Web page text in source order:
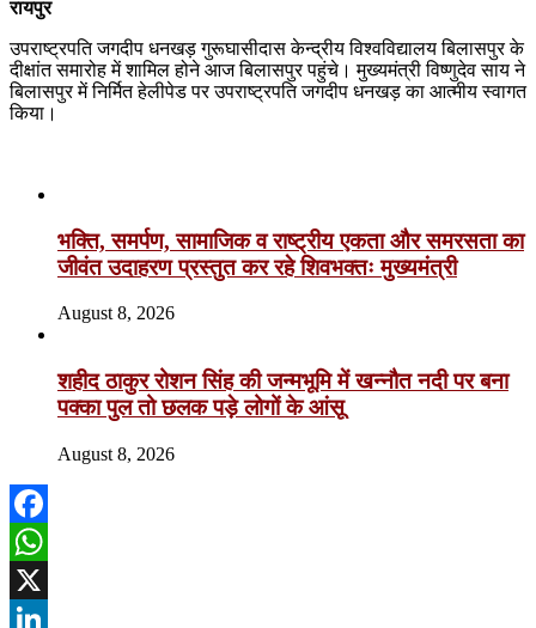
रायपुर
उपराष्ट्रपति जगदीप धनखड़ गुरूघासीदास केन्द्रीय विश्वविद्यालय बिलासपुर के
दीक्षांत समारोह में शामिल होने आज बिलासपुर पहुंचे। मुख्यमंत्री विष्णुदेव साय ने
बिलासपुर में निर्मित हेलीपेड पर उपराष्ट्रपति जगदीप धनखड़ का आत्मीय स्वागत
किया।
भक्ति, समर्पण, सामाजिक व राष्ट्रीय एकता और समरसता का
जीवंत उदाहरण प्रस्तुत कर रहे शिवभक्तः मुख्यमंत्री
August 8, 2026
शहीद ठाकुर रोशन सिंह की जन्मभूमि में खन्नौत नदी पर बना
पक्का पुल तो छलक पड़े लोगों के आंसू
August 8, 2026
Facebook
WhatsApp
X